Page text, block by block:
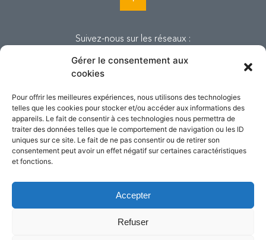
Gérer le consentement aux
cookies
Pour offrir les meilleures expériences, nous utilisons des technologies
telles que les cookies pour stocker et/ou accéder aux informations des
appareils. Le fait de consentir à ces technologies nous permettra de
traiter des données telles que le comportement de navigation ou les ID
uniques sur ce site. Le fait de ne pas consentir ou de retirer son
consentement peut avoir un effet négatif sur certaines caractéristiques
et fonctions.
Accepter
Refuser
Suivez-nous sur les réseaux :
réservés. 2018.